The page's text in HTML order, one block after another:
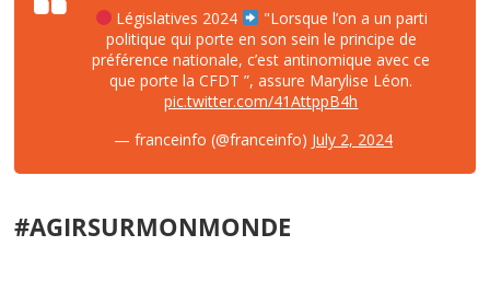
Législatives 2024
"Lorsque l’on a un parti
politique qui porte en son sein le principe de
préférence nationale, c’est antinomique avec ce
que porte la CFDT ”, assure Marylise Léon.
pic.twitter.com/41AttppB4h
— franceinfo (@franceinfo) July 2, 2024
#AGIRSURMONMONDE